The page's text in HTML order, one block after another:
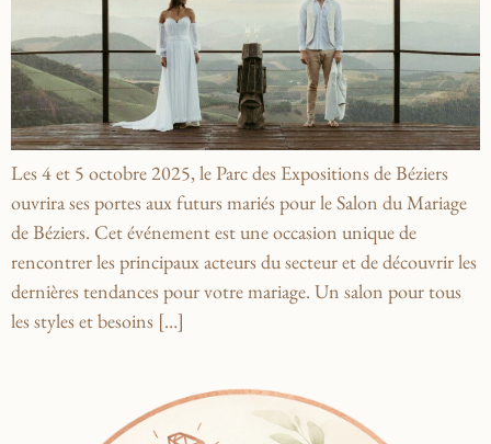
Les 4 et 5 octobre 2025, le Parc des Expositions de Béziers
ouvrira ses portes aux futurs mariés pour le Salon du Mariage
de Béziers. Cet événement est une occasion unique de
rencontrer les principaux acteurs du secteur et de découvrir les
dernières tendances pour votre mariage. Un salon pour tous
les styles et besoins […]